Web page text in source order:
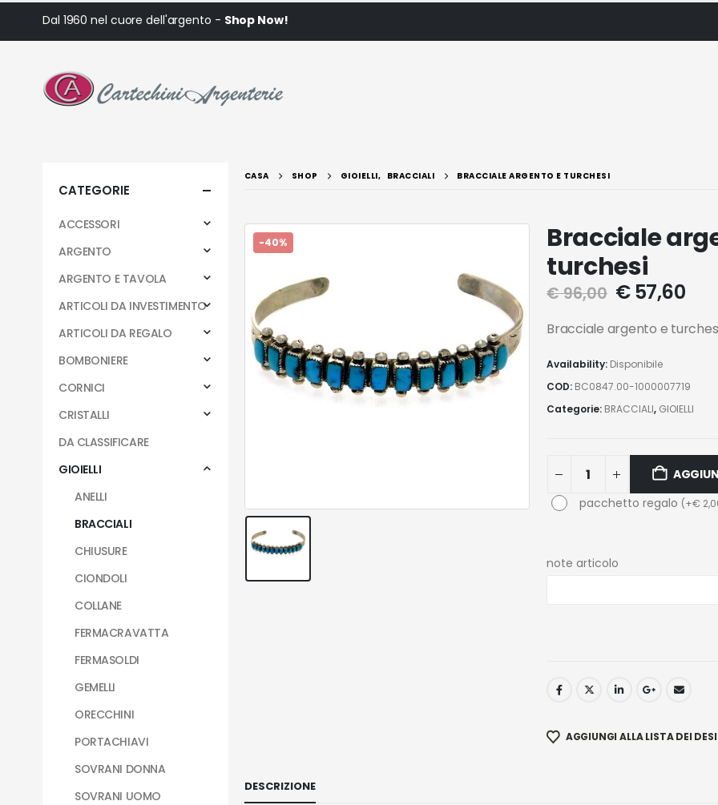
Dal 1960 nel cuore dell'argento - Shop Now!
CASA SHOP GIOIELLI, BRACCIALI BRACCIALE ARGENTO E TURCHESI
-40%
Bracciale
turchesi
€96,00 €57,60
Bracciale argento e
Availability: Disponibile
COD: BC0847.00-1000007719
Categorie: BRACCIALI, GIOIELLI
pacchetto regalo (+€
note articolo
AGGIUNGI ALLA LISTA DEI
DESCRIZIONE
CATEGORIE
ACCESSORI
ARGENTO
ARGENTO E TAVOLA
ARTICOLI DA INVESTIMENTO
ARTICOLI DA REGALO
BOMBONIERE
CORNICI
CRISTALLI
DA CLASSIFICARE
GIOIELLI
ANELLI
BRACCIALI
CHIUSURE
CIONDOLI
COLLANE
FERMACRAVATTA
FERMASOLDI
GEMELLI
ORECCHINI
PORTACHIAVI
SOVRANI DONNA
SOVRANI UOMO